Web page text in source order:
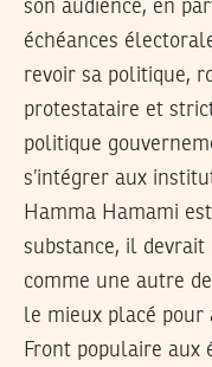
son audience, en
échéances
revoir sa politique,
protestataire et
politique
s’intégrer aux
Hamma Hamami
substance, il devrait
comme une autre
le mieux placé pour
Front populaire aux